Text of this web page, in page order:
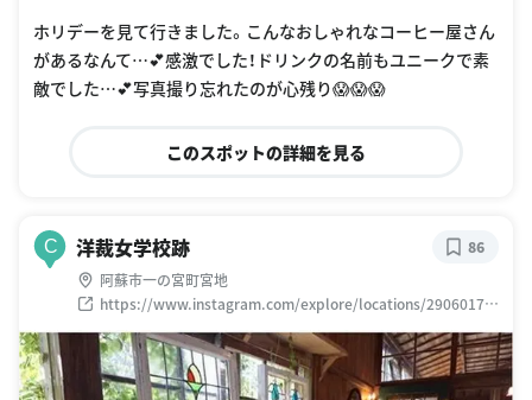
ホリデーを見て行きました。こんなおしゃれなコーヒー屋さん
があるなんて…💕感激でした！ドリンクの名前もユニークで素
敵でした…💕写真撮り忘れたのが心残り😱😱😱
このスポットの詳細を見る
C 洋裁女学校跡
阿蘇市一の宮町宮地
https://www.instagram.com/explore/locations/29060174
86